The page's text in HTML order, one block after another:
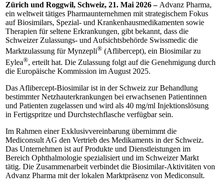
Zürich und Roggwil, Schweiz, 21. Mai 2026 – Advanz Pharma,
ein weltweit tätiges Pharmaunternehmen mit strategischem Fokus
auf Biosimilars, Spezial- und Krankenhausmedikamenten sowie
Therapien für seltene Erkrankungen, gibt bekannt, dass die
Schweizer Zulassungs- und Aufsichtsbehörde Swissmedic die
Marktzulassung für Mynzepli® (Aflibercept), ein Biosimilar zu
Eylea®, erteilt hat. Die Zulassung folgt auf die Genehmigung durch
die Europäische Kommission im August 2025.
Das Aflibercept-Biosimilar ist in der Schweiz zur Behandlung
bestimmter Netzhauterkrankungen bei erwachsenen Patientinnen
und Patienten zugelassen und wird als 40 mg/ml Injektionslösung
in Fertigspritze und Durchstechflasche verfügbar sein.
Im Rahmen einer Exklusivvereinbarung übernimmt die
Mediconsult AG den Vertrieb des Medikaments in der Schweiz.
Das Unternehmen ist auf Produkte und Dienstleistungen im
Bereich Ophthalmologie spezialisiert und im Schweizer Markt
tätig. Die Zusammenarbeit verbindet die Biosimilar-Aktivitäten von
Advanz Pharma mit der lokalen Marktpräsenz von Mediconsult.